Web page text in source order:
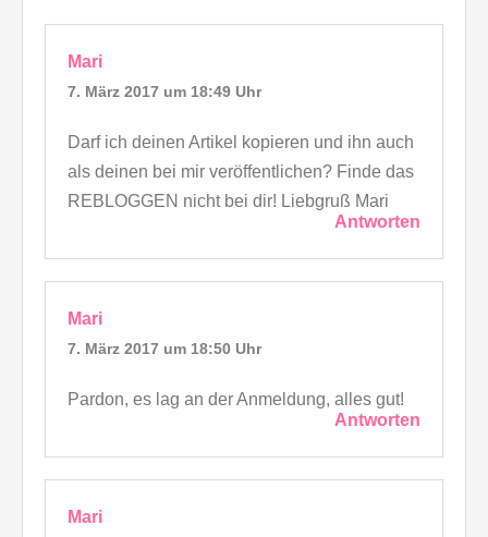
Mari
7. März 2017 um 18:49 Uhr
Darf ich deinen Artikel kopieren und ihn auch
als deinen bei mir veröffentlichen? Finde das
REBLOGGEN nicht bei dir! Liebgruß Mari
Antworten
Mari
7. März 2017 um 18:50 Uhr
Pardon, es lag an der Anmeldung, alles gut!
Antworten
Mari